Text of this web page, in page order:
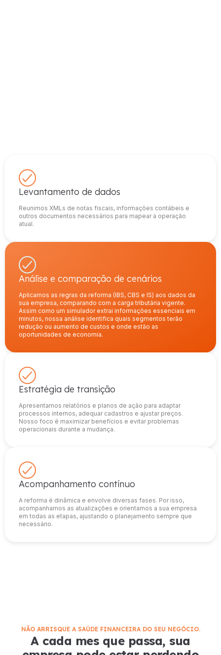
Levantamento de dados
Reunimos XMLs de notas fiscais, informações contábeis e
outros documentos necessários para mapear a operação
atual.
Análise e comparação de cenários
Aplicamos as regras da reforma (IBS, CBS e IS) aos dados da
sua empresa, comparando com a carga tributária vigente.
Assim como um simulador extrai informações essenciais em
minutos, nossa análise identifica quais segmentos terão
redução ou aumento de custos e onde estão as
oportunidades de economia.
Estratégia de transição
Apresentamos relatórios e planos de ação para adaptar
processos internos, adequar cadastros e ajustar preços.
Nosso foco é maximizar benefícios e evitar problemas
operacionais durante a mudança.
Acompanhamento contínuo
A reforma é dinâmica e envolve diversas fases. Por isso,
acompanhamos as atualizações e orientamos a sua empresa
em todas as etapas, ajustando o planejamento sempre que
necessário.
NÃO ARRISQUE A SAÚDE FINANCEIRA DO SEU NEGÓCIO.
A cada mes que passa, sua